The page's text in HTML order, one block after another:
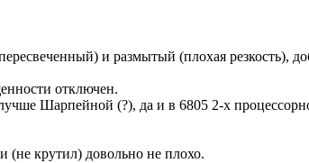
и размытый (плохая резкость),
отключен.
Шарпейной (?), да и в 6805 2-х
(не крутил) довольно не плохо.